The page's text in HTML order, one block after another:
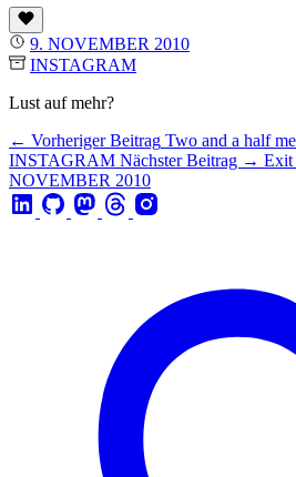
9. NOVEMBER 2010
INSTAGRAM
Lust auf mehr?
← Vorheriger Beitrag Two and a half
INSTAGRAM Nächster Beitrag → Exit
NOVEMBER 2010